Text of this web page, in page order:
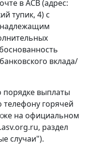
в АСВ (адрес:
тупик, 4) с
вклада/
выплаты
горячей
на официальном
раздел
случаи").